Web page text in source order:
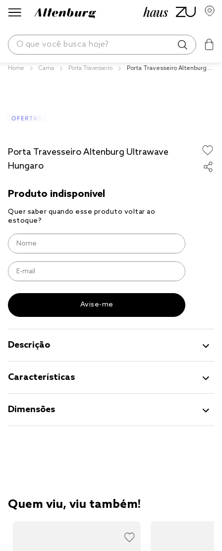
O que você busca hoje?
Cama Porta Travesseiro
Porta Travesseiro Altenburg Ul
Porta Travesseiro Altenburg Ultrawave
Hungaro
Descrição
Características
Dimensões
Quem viu, viu também!
jogos cama
travesseiro
cobre leito
jogo cama
jogo cama casal